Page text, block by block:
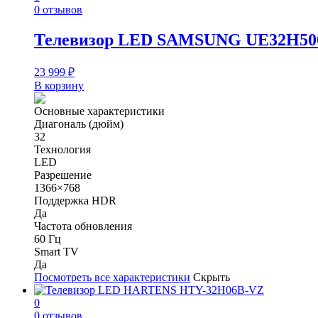
0 отзывов
Телевизор LED SAMSUNG
23 999 ₽
В корзину
Основные характеристики
Диагональ (дюйм)
32
Технология
LED
Разрешение
1366×768
Поддержка HDR
Да
Частота обновления
60 Гц
Smart TV
Да
Посмотреть все характеристики Скрыть
0